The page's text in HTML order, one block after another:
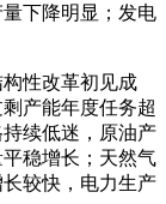
下降明显；发电
性改革初见成
产能年度任务超
续低迷，原油产
稳增长；天然气
较快，电力生产